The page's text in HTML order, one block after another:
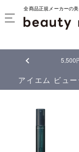
全商品正規メーカーの
5,500
アイエム ビュ